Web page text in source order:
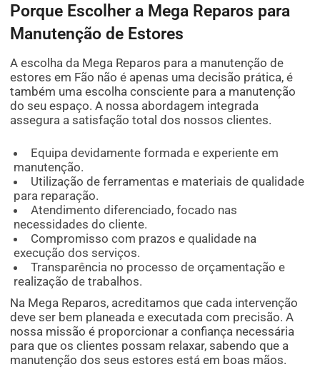
Porque Escolher a Mega Reparos para
Manutenção de Estores
A escolha da Mega Reparos para a manutenção de
estores em Fão não é apenas uma decisão prática, é
também uma escolha consciente para a manutenção
do seu espaço. A nossa abordagem integrada
assegura a satisfação total dos nossos clientes.
Equipa devidamente formada e experiente em
manutenção.
Utilização de ferramentas e materiais de qualidade
para reparação.
Atendimento diferenciado, focado nas
necessidades do cliente.
Compromisso com prazos e qualidade na
execução dos serviços.
Transparência no processo de orçamentação e
realização de trabalhos.
Na Mega Reparos, acreditamos que cada intervenção
deve ser bem planeada e executada com precisão. A
nossa missão é proporcionar a confiança necessária
para que os clientes possam relaxar, sabendo que a
manutenção dos seus estores está em boas mãos.